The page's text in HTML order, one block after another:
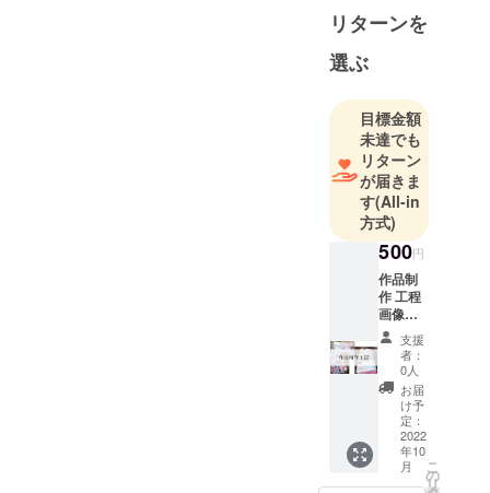
寄り添う時
間」を届け
たいという
品を描き続
けていま
す。
これまで、
フランス・
台湾・東京
などで作品
を発表し、
「絵を見て
癒された」
「考え方が
変わった」
といった声
を多くいた
だいてきま
リターンを
選ぶ
目標金額
未達でも
リターン
が届きま
す(All-in
方式)
500円
作品制
作 工程
画像
データ
「写
真」 リ
ターン
作品や
新しい
作品を
制作し
ている
写真を
支援
者：
0人
お届
け予
定：
2022
年10
月
こ
の
リ